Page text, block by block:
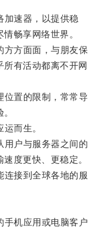
速器，以提供稳
畅享网络世界。
方面面，与朋友保
所有活动都离不开网
置的限制，常常导
而生。
户与服务器之间的
度更快、更稳定。
接到全球各地的服
机应用或电脑客户